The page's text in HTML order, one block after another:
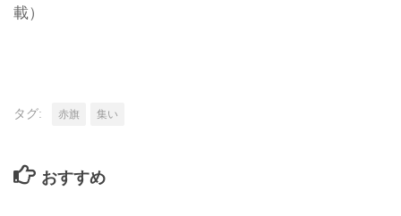
載）
タグ: 赤旗 集い
おすすめ